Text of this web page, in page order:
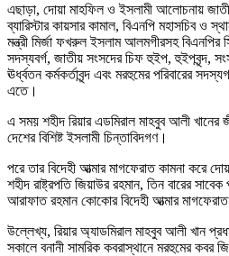
এছাড়া, দোয়া মাহফিল ও ইসলামী আলোচনায়
ব্যারিস্টার কায়সার কামাল, বিএনপি মহাসচিব ও
মন্ত্রী মির্জা ফখরুল ইসলাম আলমগীরসহ বিএনপির
সদস্যবর্গ, জাতীয় সংসদের চিফ হুইপ, হুইপবৃন্দ,
ঊর্ধ্বতন কর্মকর্তাবৃন্দ এবং মরহুমের পরিবারের
এতে।
এ সময় শহীদ রিয়ার এডমিরাল মাহবুব আলী
দেশের বিশিষ্ট ইসলামী চিন্তাবিদগণ।
পরে তার বিদেহী আত্মার মাগফেরাত কামনা করে
শহীদ রাষ্ট্রপতি জিয়াউর রহমান, তিন বারের সাবেক
আরাফাত রহমান কোকোর বিদেহী আত্মার
উল্লেখ্য, রিয়ার অ্যাডমিরাল মাহবুব আলী খান
সকালে বনানী সামরিক কবরাস্থানে মরহুমের কবর